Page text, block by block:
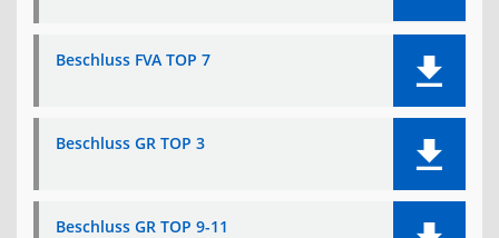
Beschluss FVA TOP 7
Beschluss GR TOP 3
Beschluss GR TOP 9-11